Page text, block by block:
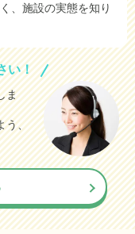
、施設の実態を知り
い！
ま
う、